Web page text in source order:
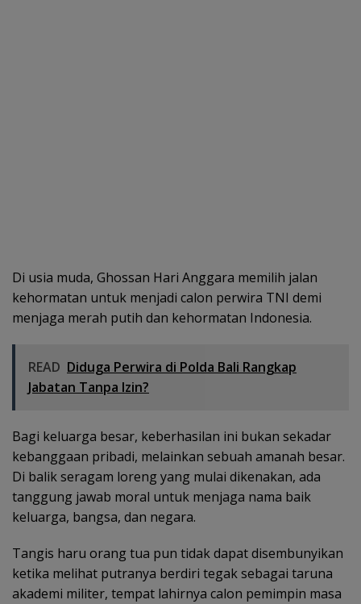
Di usia muda, Ghossan Hari Anggara memilih jalan
kehormatan untuk menjadi calon perwira TNI demi
menjaga merah putih dan kehormatan Indonesia.
READ Diduga Perwira di Polda Bali Rangkap
Jabatan Tanpa Izin?
Bagi keluarga besar, keberhasilan ini bukan sekadar
kebanggaan pribadi, melainkan sebuah amanah besar.
Di balik seragam loreng yang mulai dikenakan, ada
tanggung jawab moral untuk menjaga nama baik
keluarga, bangsa, dan negara.
Tangis haru orang tua pun tidak dapat disembunyikan
ketika melihat putranya berdiri tegak sebagai taruna
akademi militer, tempat lahirnya calon pemimpin masa